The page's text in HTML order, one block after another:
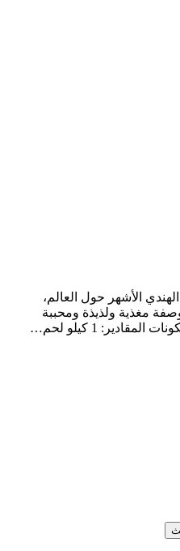
الأشهر حول العالم،
مغذية ولذيذة ومحببة
1 كيلو لحم…